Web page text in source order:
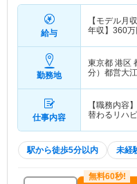
給与
【モデル月収
年収】 360万
勤務地
東京都 港区
分）都営大
仕事内容
【職務内容
替わるリハ
駅から徒歩5分以内 未経